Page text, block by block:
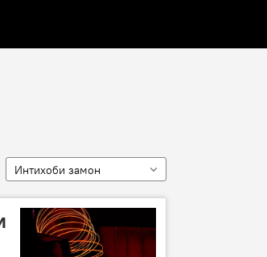
Интихоби замон